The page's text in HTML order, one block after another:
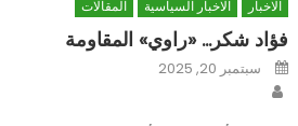
الاخبار الاخبار السياسية المقالات
فؤاد شكر… «راوي» المقاومة
Posted
onسبتمبر 20, 2025